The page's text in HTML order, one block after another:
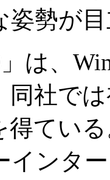
姿勢が
は、
同社で
得てい
インタ